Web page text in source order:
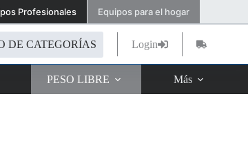
Profesionales Equipos para el hogar
DE CATEGORÍAS Login
Carro
de
PESO LIBRE Más